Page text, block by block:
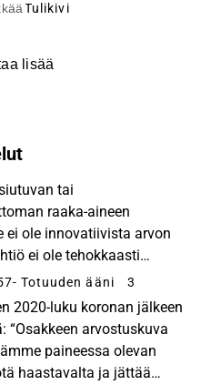
Tulikivi
lisää
tai
raaka-aineen
ei ole innovatiivista arvon
ei ole tehokkaasti
on netin
- Totuuden ääni 3
2020-luku koronan jälkeen
“Osakkeen arvostuskuva
paineessa olevan
haastavalta ja jättää